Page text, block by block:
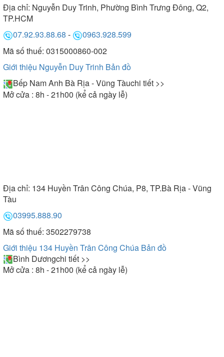
Địa chỉ: Nguyễn Duy Trinh, Phường Bình Trưng Đông, Q2,
TP.HCM
07.92.93.88.68 -
0963.928.599
Mã số thuế: 0315000860-002
Giới thiệu Nguyễn Duy Trinh Bản đồ
Bếp Nam Anh Bà Rịa - Vũng Tàuchi tiết >>
Mở cửa : 8h - 21h00 (kể cả ngày lễ)
Địa chỉ: 134 Huyền Trân Công Chúa, P8, TP.Bà Rịa - Vũng
Tàu
03995.888.90
Mã số thuế: 3502279738
Giới thiệu 134 Huyền Trân Công Chúa Bản đồ
Bình Dươngchi tiết >>
Mở cửa : 8h - 21h00 (kể cả ngày lễ)